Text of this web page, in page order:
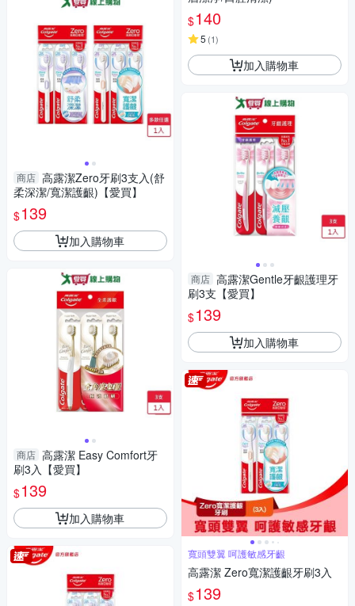
商店 高露潔Zero牙刷3支入(舒
柔深潔/寬潔護齦)【愛買】
$139
加入購物車
商店 高露潔 Easy Comfort牙
刷3入【愛買】
$139
加入購物車
$140
5 (1)
加入購物車
商店 高露潔Gentle牙齦護理牙
刷3支【愛買】
$139
加入購物車
寬頭雙翼 呵護敏感牙齦
高露潔 Zero寬潔護齦牙刷3入
$139